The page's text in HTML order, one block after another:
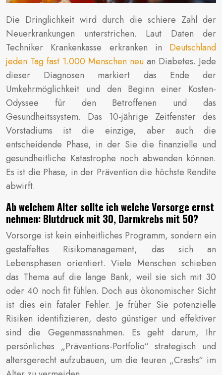
Die Dringlichkeit wird durch die schiere Zahl der
Neuerkrankungen unterstrichen. Laut Daten der
Techniker Krankenkasse erkranken in Deutschland
jeden Tag fast 1.000 Menschen neu an Diabetes. Jede
dieser Diagnosen markiert das Ende der
Umkehrmöglichkeit und den Beginn einer Kosten-
Odyssee für den Betroffenen und das
Gesundheitssystem. Das 10-jährige Zeitfenster des
Vorstadiums ist die einzige, aber auch die
entscheidende Phase, in der Sie die finanzielle und
gesundheitliche Katastrophe noch abwenden können.
Es ist die Phase, in der Prävention die höchste Rendite
abwirft.
Ab welchem Alter sollte ich welche Vorsorge ernst
nehmen: Blutdruck mit 30, Darmkrebs mit 50?
Vorsorge ist kein einheitliches Programm, sondern ein
gestaffeltes Risikomanagement, das sich an
Lebensphasen orientiert. Viele Menschen schieben
das Thema auf die lange Bank, weil sie sich mit 30
oder 40 noch fit fühlen. Doch aus ökonomischer Sicht
ist dies ein fataler Fehler. Je früher Sie potenzielle
Risiken identifizieren, desto günstiger und effektiver
sind die Gegenmassnahmen. Es geht darum, Ihr
persönliches „Präventions-Portfolio“ strategisch und
altersgerecht aufzubauen, um die teuren „Crashs“ im